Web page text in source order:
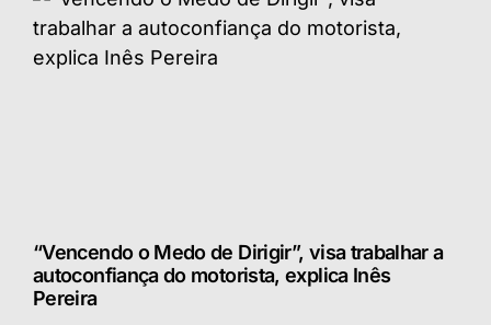
“Vencendo o Medo de Dirigir”, visa trabalhar a
autoconfiança do motorista, explica Inês
Pereira